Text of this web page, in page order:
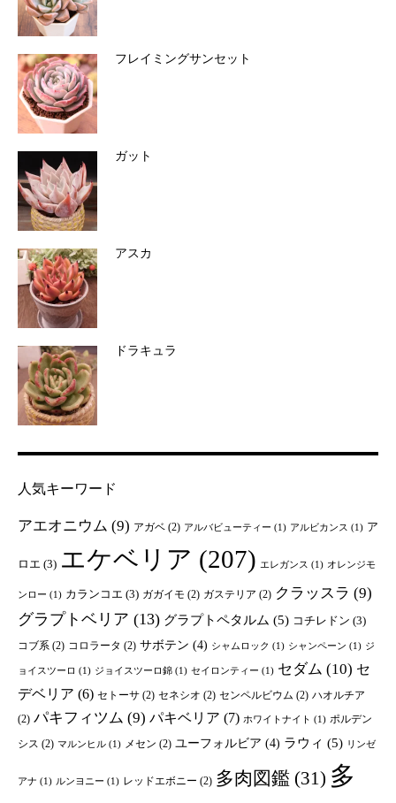
フレイミングサンセット
ガット
アスカ
ドラキュラ
人気キーワード
アエオニウム (9) アガベ (2) アルバビューティー (1) アルビカンス (1) ア
ロエ (3) エケベリア (207) エレガンス (1) オレンジモ
ンロー (1) カランコエ (3) ガガイモ (2) ガステリア (2) クラッスラ (9)
グラプトベリア (13) グラプトペタルム (5) コチレドン (3)
コブ系 (2) コロラータ (2) サボテン (4) シャムロック (1) シャンペーン (1) ジ
ョイスツーロ (1) ジョイスツーロ錦 (1) セイロンティー (1) セダム (10) セ
デベリア (6) セトーサ (2) セネシオ (2) センペルビウム (2) ハオルチア
(2) パキフィツム (9) パキベリア (7) ホワイトナイト (1) ポルデン
シス (2) マルンヒル (1) メセン (2) ユーフォルビア (4) ラウィ (5) リンゼ
アナ (1) ルンヨニー (1) レッドエボニー (2) 多肉図鑑 (31) 多